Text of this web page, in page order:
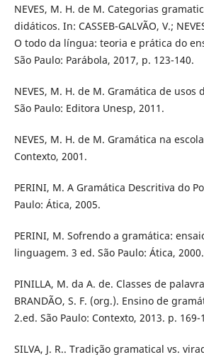
NEVES, M. H. de M. Categorias
didáticos. In: CASSEB-GALVÃO, V.;
O todo da língua: teoria e prática do
São Paulo: Parábola, 2017, p. 123-140.
NEVES, M. H. de M. Gramática de usos
São Paulo: Editora Unesp, 2011.
NEVES, M. H. de M. Gramática na
Contexto, 2001.
PERINI, M. A Gramática Descritiva do
Paulo: Ática, 2005.
PERINI, M. Sofrendo a gramática:
linguagem. 3 ed. São Paulo: Ática, 2000.
PINILLA, M. da A. de. Classes de
BRANDÃO, S. F. (org.). Ensino de
2.ed. São Paulo: Contexto, 2013. p. 169-
SILVA, J. R.. Tradição gramatical vs.